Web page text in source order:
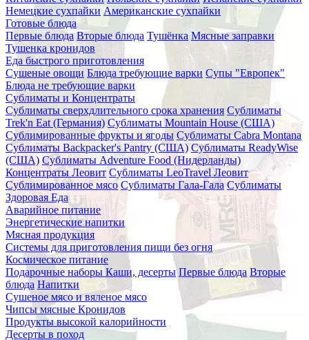
Немецкие сухпайки Американские сухпайки
Готовые блюда
Первые блюда Вторые блюда Тушёнка Мясные заправки
Тушенка кронидов
Еда быстрого приготовления
Сушеные овощи Блюда требующие варки Супы "Европек"
Блюда не требующие варки
Сублиматы и Концентраты
Сублиматы сверхдлительного срока хранения Сублиматы
Trek'n Eat (Германия) Сублиматы Mountain House (США)
Сублимированные фрукты и ягоды Сублиматы Cabra Montana
Сублиматы Backpacker's Pantry (США) Сублиматы ReadyWise
(США) Сублиматы Adventure Food (Нидерланды)
Концентраты Леовит Сублиматы LeoTravel Леовит
Сублимированное мясо Сублиматы Гала-Гала Сублиматы
Здоровая Еда
Аварийное питание
Энергетические напитки
Мясная продукция
Системы для приготовления пищи без огня
Космическое питание
Подарочные наборы Каши, десерты Первые блюда Вторые
блюда Напитки
Сушеное мясо и вяленое мясо
Чипсы мясные Кронидов
Продукты высокой калорийности
Десерты в поход